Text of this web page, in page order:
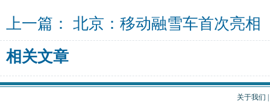
上一篇： 北京：移动融雪车首次亮相
相关文章
关于我们